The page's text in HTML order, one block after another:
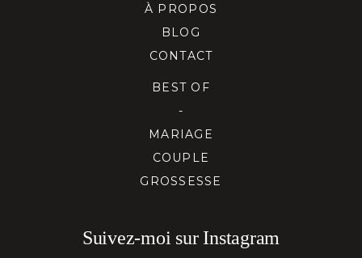
À PROPOS
BLOG
CONTACT
BEST OF
-
MARIAGE
COUPLE
GROSSESSE
Suivez-moi sur Instagram